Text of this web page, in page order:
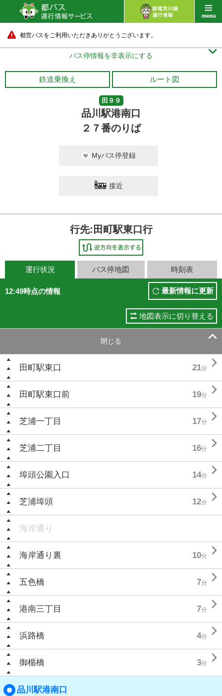
都営バスをご利用いただきありがとうございます。
バス停情報を非表示にする 
鉄道乗換え ルート図
田９９
品川駅港南口
２７番のりば
Myバス停登録
接近
行先:田町駅東口行
運行状況 バス停地図 時刻表
12:49時点の情報 最新情報に更新
地図表示に切り替える
閉じる 
田町駅東口 21分 
田町駅東口前 19分 
芝浦一丁目 17分 
芝浦二丁目 16分 
埠頭公園入口 14分 
芝浦埠頭 12分 
海岸通り
海岸通り裏 10分 
五色橋 7分 
港南三丁目 7分 
浜路橋 4分 
御楯橋 3分 
品川駅港南口